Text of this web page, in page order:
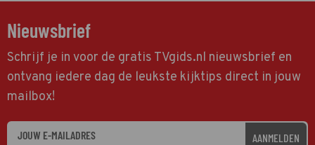
Nieuwsbrief
Schrijf je in voor de gratis TVgids.nl nieuwsbrief en
ontvang iedere dag de leukste kijktips direct in jouw
mailbox!
AANMELDEN